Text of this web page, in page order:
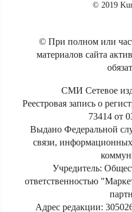
© 2019
© При полном или
материалов сайта
СМИ Сетевое
Реестровая запись о
73414 от
Выдано Федеральной
связи,
Учредитель:
ответственностью
Адрес редакции: